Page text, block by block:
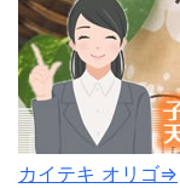
カイテキ オリゴ⇒